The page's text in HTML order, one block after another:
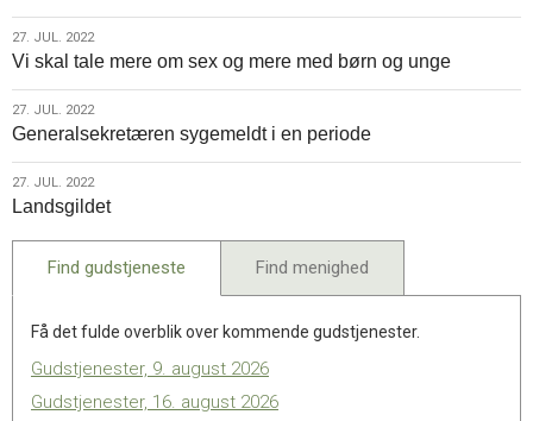
2022
27.
jul.
2022
27. JUL. 2022
Vi skal tale mere om sex og mere med børn og unge
27.
jul.
2022
27. JUL. 2022
Generalsekretæren sygemeldt i en periode
27.
jul.
2022
27. JUL. 2022
Landsgildet
Find gudstjeneste Find menighed
Få det fulde overblik over kommende gudstjenester.
Gudstjenester, 9. august 2026
Gudstjenester, 16. august 2026